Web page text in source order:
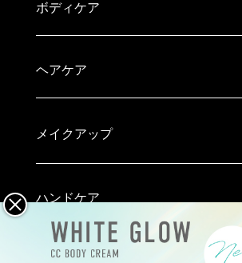
ボディケア
ヘアケア
メイクアップ
ハンドケア